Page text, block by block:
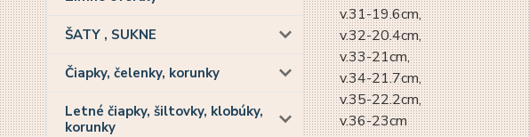
ŠATY , SUKNE
Čiapky, čelenky, korunky
Letné čiapky, šiltovky, klobúky,
korunky
v.31-19.6cm,
v.32-20.4cm,
v.33-21cm,
v.34-21.7cm,
v.35-22.2cm,
v.36-23cm